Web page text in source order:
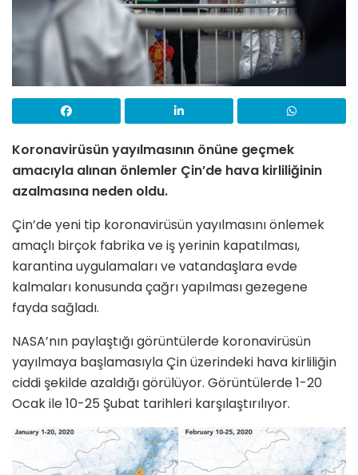
Koronavirüsün yayılmasının önüne geçmek
amacıyla alınan önlemler Çin’de hava kirliliğinin
azalmasına neden oldu.
Çin’de yeni tip koronavirüsün yayılmasını önlemek
amaçlı birçok fabrika ve iş yerinin kapatılması,
karantina uygulamaları ve vatandaşlara evde
kalmaları konusunda çağrı yapılması gezegene
fayda sağladı.
NASA’nın paylaştığı görüntülerde koronavirüsün
yayılmaya başlamasıyla Çin üzerindeki hava kirliliğin
ciddi şekilde azaldığı görülüyor. Görüntülerde 1-20
Ocak ile 10-25 Şubat tarihleri karşılaştırılıyor.